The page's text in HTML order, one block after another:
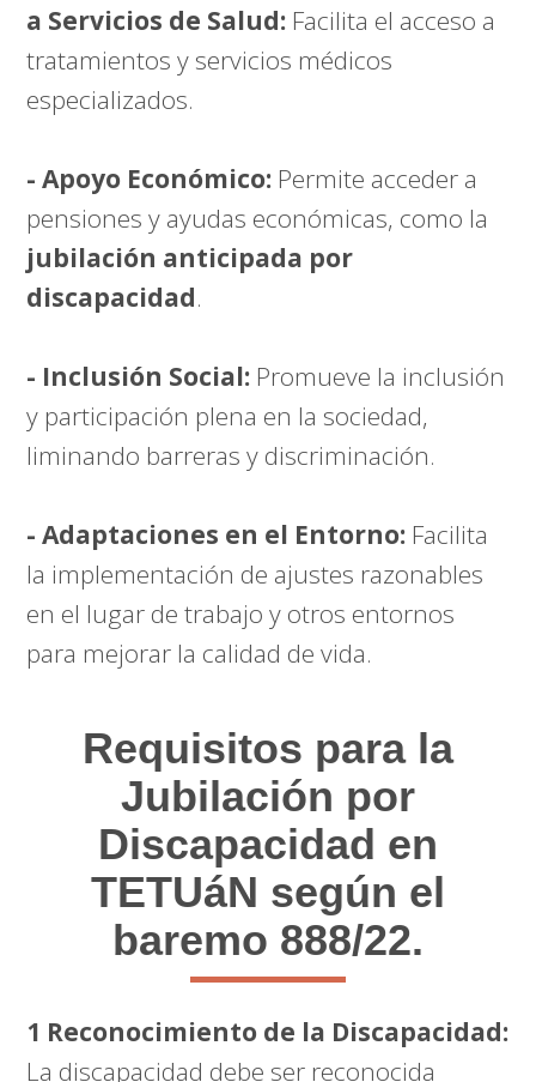
a Servicios de Salud: Facilita el acceso a
tratamientos y servicios médicos
especializados.
- Apoyo Económico: Permite acceder a
pensiones y ayudas económicas, como la
jubilación anticipada por
discapacidad.
- Inclusión Social: Promueve la inclusión
y participación plena en la sociedad,
liminando barreras y discriminación.
- Adaptaciones en el Entorno: Facilita
la implementación de ajustes razonables
en el lugar de trabajo y otros entornos
para mejorar la calidad de vida.
Requisitos para la
Jubilación por
Discapacidad en
TETUáN según el
baremo 888/22.
1 Reconocimiento de la Discapacidad:
La discapacidad debe ser reconocida